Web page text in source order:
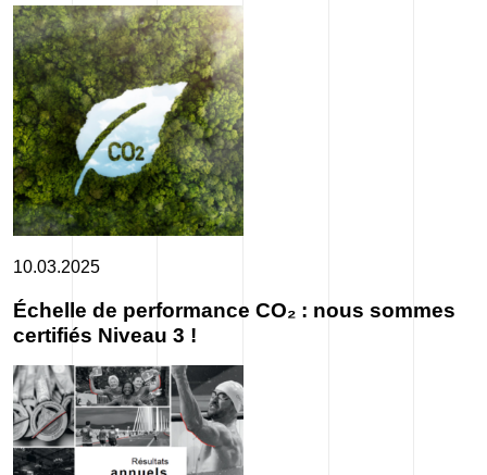
10.03.2025
Échelle de performance CO₂ : nous sommes
certifiés Niveau 3 !